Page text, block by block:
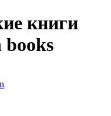
книги